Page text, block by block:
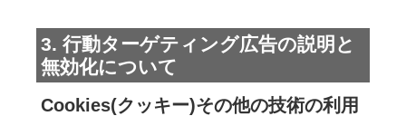
3. 行動ターゲティング広告の説明と
無効化について
Cookies(クッキー)その他の技術の利用